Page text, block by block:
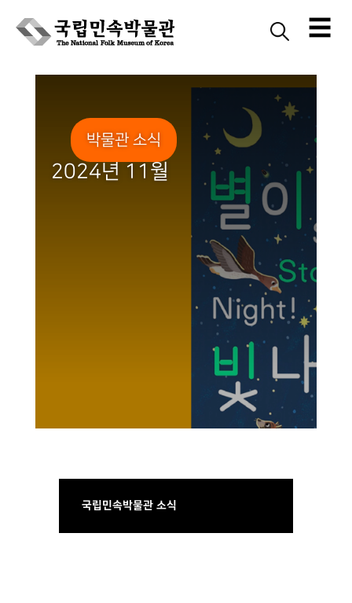
☰
Skip
박물관 소식
2024년 11월
국립민속박물관 소식